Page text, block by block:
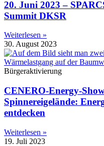
20. Juni 2023 –
Summit DKSR
Weiterlesen »
30. August 2023
Bürgeraktivierung
CENERO-Energy-
Spinnereigelände:
entdecken
Weiterlesen »
19. Juli 2023